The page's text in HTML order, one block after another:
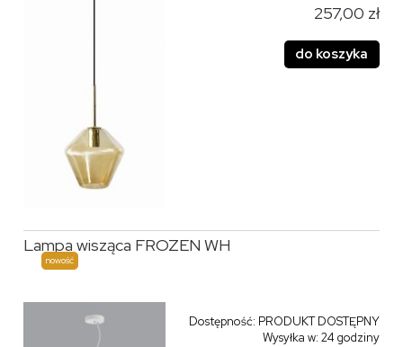
257,00 zł
do koszyka
Lampa wisząca FROZEN WH
Dostępność: PRODUKT DOSTĘPNY
Wysyłka w:24 godziny
nowość